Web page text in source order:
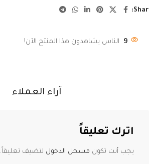
9 الناس يشاهدون هذا المنتج الآن!
آراء العملاء
اترك تعليقاً
يجب أنت تكون مسجل الدخول لتضيف تعليقاً.